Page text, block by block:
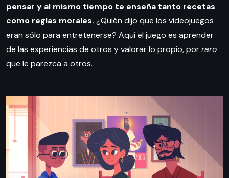
pensar y al mismo tiempo te enseña tanto recetas
como reglas morales. ¿Quién dijo que los videojuegos
eran sólo para entretenerse? Aquí el juego es aprender
de las experiencias de otros y valorar lo propio, porraro
que le parezca a otros.